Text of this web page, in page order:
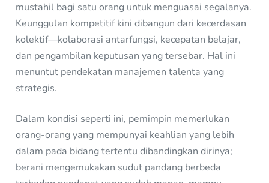
mustahil bagi satu orang untuk menguasai segalanya.
Keunggulan kompetitif kini dibangun dari kecerdasan
kolektif—kolaborasi antarfungsi, kecepatan belajar,
dan pengambilan keputusan yang tersebar. Hal ini
menuntut pendekatan manajemen talenta yang
strategis.
Dalam kondisi seperti ini, pemimpin memerlukan
orang-orang yang mempunyai keahlian yang lebih
dalam pada bidang tertentu dibandingkan dirinya;
berani mengemukakan sudut pandang berbeda